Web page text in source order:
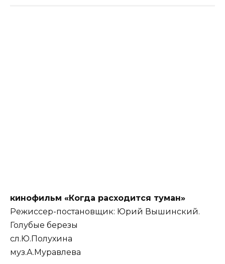
кинофильм «Когда расходится туман»
Режиссер-постановщик: Юрий Вышинский.
Голубые березы
сл.Ю.Полухина
муз.А.Муравлева